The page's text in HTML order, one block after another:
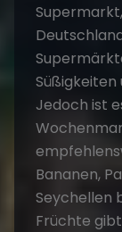
Jedoch ist
Bananen,
Seychellen
Früchte